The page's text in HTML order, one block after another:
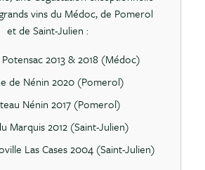
vins du Médoc, de Pomerol
et de Saint-Julien :
2013 & 2018 (Médoc)
de Nénin 2020 (Pomerol)
Nénin 2017 (Pomerol)
Marquis 2012 (Saint-Julien)
Las Cases 2004 (Saint-Julien)